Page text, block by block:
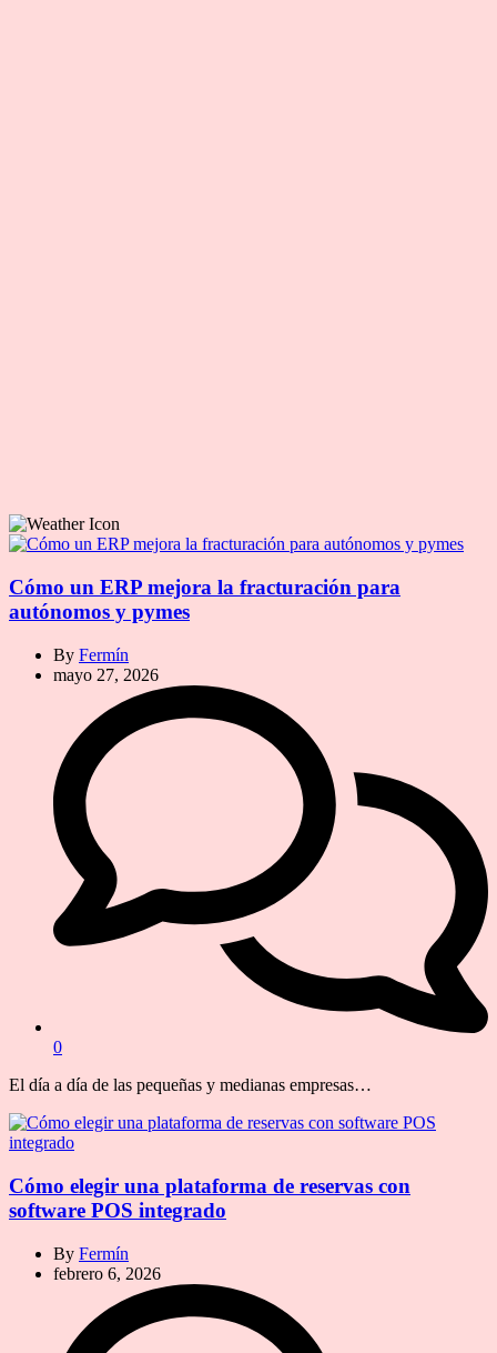
Cómo un ERP mejora la fracturación para
autónomos y pymes
By Fermín
mayo 27, 2026
0
El día a día de las pequeñas y medianas empresas…
Cómo elegir una plataforma de reservas con
software POS integrado
By Fermín
febrero 6, 2026